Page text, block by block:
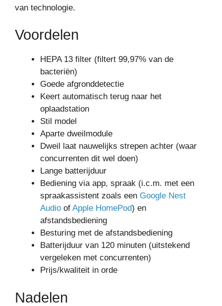
van technologie.
Voordelen
HEPA 13 filter (filtert 99,97% van de
bacteriën)
Goede afgronddetectie
Keert automatisch terug naar het
oplaadstation
Stil model
Aparte dweilmodule
Dweil laat nauwelijks strepen achter (waar
concurrenten dit wel doen)
Lange batterijduur
Bediening via app, spraak (i.c.m. met een
spraakassistent zoals een Google Nest
Audio of Apple HomePod) en
afstandsbediening
Besturing met de afstandsbediening
Batterijduur van 120 minuten (uitstekend
vergeleken met concurrenten)
Prijs/kwaliteit in orde
Nadelen